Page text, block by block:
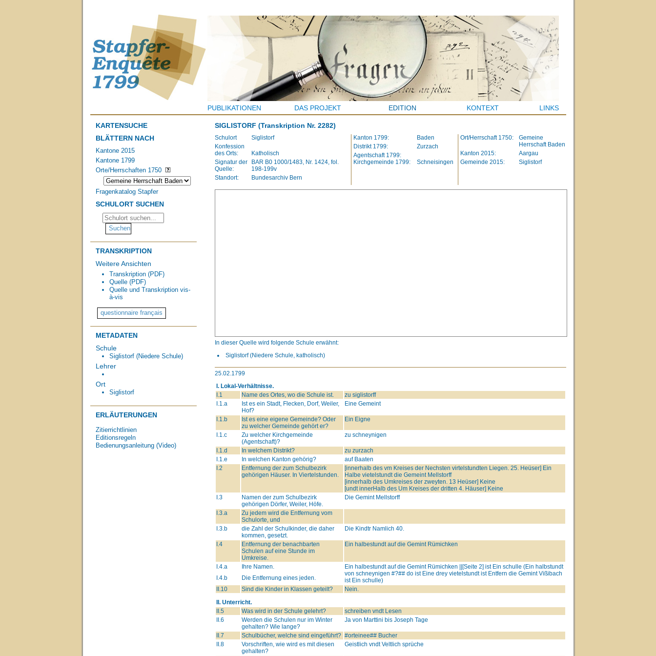
PUBLIKATIONEN DAS PROJEKT EDITION KONTEXT LINKS
KARTENSUCHE
BLÄTTERN NACH
Kantone 2015
Kantone 1799
Orte/Herrschaften 1750
Fragenkatalog Stapfer
SCHULORT SUCHEN
TRANSKRIPTION
Weitere Ansichten
Transkription (PDF)
Quelle (PDF)
Quelle und Transkription vis-
à-vis
METADATEN
Schule
Siglistorf (Niedere Schule)
Lehrer
Ort
Siglistorf
ERLÄUTERUNGEN
Zitierrichtlinien
Editionsregeln
Bedienungsanleitung (Video)
SIGLISTORF (Transkription Nr. 2282)
Schulort
Siglistorf
Konfession
des Orts:
Katholisch
Signatur der
Quelle:
BAR B0 1000/1483, Nr. 1424, fol.
198-199v
Standort:
Bundesarchiv Bern
Kanton 1799:
Baden
Distrikt 1799:
Zurzach
Agentschaft 1799:
Kirchgemeinde 1799:
Schneisingen
Ort/Herrschaft 1750:
Gemeine
Herrschaft Baden
Kanton 2015:
Aargau
Gemeinde 2015:
Siglistorf
In dieser Quelle wird folgende Schule erwähnt:
Siglistorf (Niedere Schule, katholisch)
25.02.1799
I. Lokal-Verhältnisse.
I.1
Name des Ortes, wo die Schule ist.
zu siglistorff
I.1.a
Ist es ein Stadt, Flecken, Dorf, Weiler,
Hof?
Eine Gemeint
I.1.b
Ist es eine eigene Gemeinde? Oder
zu welcher Gemeinde gehört er?
Ein Eigne
I.1.c
Zu welcher Kirchgemeinde
(Agentschaft)?
zu schneynigen
I.1.d In welchem Distrikt?
zu zurzach
I.1.e
In welchen Kanton gehörig?
auf Baaten
I.2
Entfernung der zum Schulbezirk
gehörigen Häuser. In Viertelstunden.
[innerhalb des vm Kreises der Nechsten virtelstundten Liegen. 25. Heüser] Ein
Halbe vietelstundt die Gemeint Mellstorff
[innerhalb des Umkreises der zweyten. 13 Heüser] Keine
[undt innerHalb des Um Kreises der dritten 4. Häuser] Keine
I.3
Namen der zum Schulbezirk
gehörigen Dörfer, Weiler, Höfe.
Die Gemint Mellstorff
I.3.a
Zu jedem wird die Entfernung vom
Schulorte, und
I.3.b
die Zahl der Schulkinder, die daher
kommen, gesetzt.
Die Kindtr Namlich 40.
I.4
Entfernung der benachbarten
Schulen auf eine Stunde im
Umkreise.
Ein halbestundt auf die Gemint Rümichken
I.4.a Ihre Namen.
Ein halbestundt auf die Gemint Rümichken ||[Seite 2] ist Ein schulle (Ein halbstundt
von schneynigen #?##do ist Eine drey vietelstundt ist Entfern die Gemint Vißibach
ist Ein schulle)
I.4.b
Die Entfernung eines jeden.
II.10
Sind die Kinder in Klassen geteilt?
Nein.
II. Unterricht.
II.5
Was wird in der Schule gelehrt?
schreiben vndt Lesen
II.6
Werden die Schulen nur im Winter
gehalten? Wie lange?
Ja von Marttini bis Joseph Tage
II.7 Schulbücher, welche sind eingeführt? #orteinee##Bucher
II.8
Vorschriften, wie wird es mit diesen
gehalten?
Geistlich vndt Veltlich sprüche